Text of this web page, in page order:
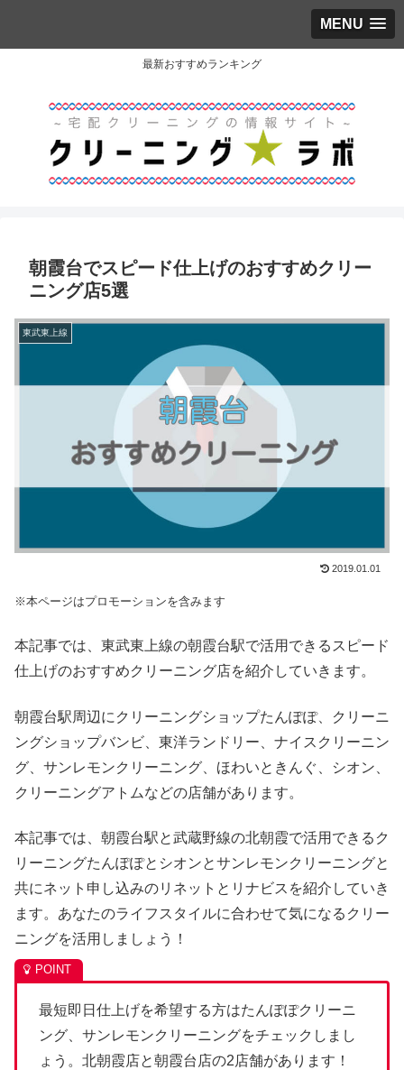
MENU
最新おすすめランキング
朝霞台でスピード仕上げのおすすめクリー
ニング店5選
東武東上線
2019.01.01
※本ページはプロモーションを含みます
本記事では、東武東上線の朝霞台駅で活用できるスピード
仕上げのおすすめクリーニング店を紹介していきます。
朝霞台駅周辺にクリーニングショップたんぽぽ、クリーニ
ングショップバンビ、東洋ランドリー、ナイスクリーニン
グ、サンレモンクリーニング、ほわいときんぐ、シオン、
クリーニングアトムなどの店舗があります。
本記事では、朝霞台駅と武蔵野線の北朝霞で活用できるク
リーニングたんぽぽとシオンとサンレモンクリーニングと
共にネット申し込みのリネットとリナビスを紹介していき
ます。あなたのライフスタイルに合わせて気になるクリー
ニングを活用しましょう！
最短即日仕上げを希望する方はたんぽぽクリーニ
ング、サンレモンクリーニングをチェックしまし
ょう。北朝霞店と朝霞台店の2店舗があります！